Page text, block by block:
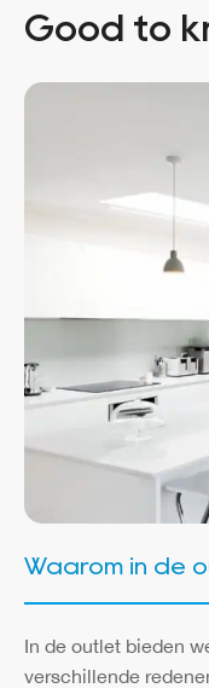
Good to
Waarom in de
In de outlet bieden
verschillende